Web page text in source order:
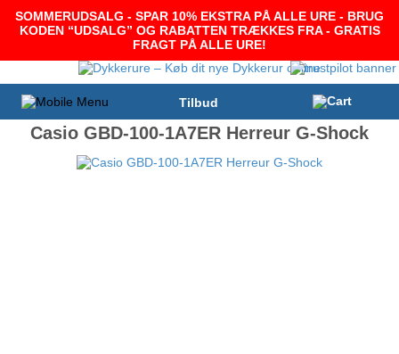
SOMMERUDSALG - SPAR 10% EKSTRA PÅ ALLE URE - BRUG
KODEN “UDSALG” OG RABATTEN TRÆKKES FRA - GRATIS
FRAGT PÅ ALLE URE!
Tilbud
Casio GBD-100-1A7ER Herreur G-Shock